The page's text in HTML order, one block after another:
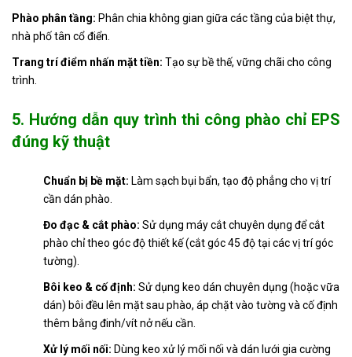
Phào phân tầng: Phân chia không gian giữa các tầng của biệt thự,
nhà phố tân cổ điển.
Trang trí điểm nhấn mặt tiền: Tạo sự bề thế, vững chãi cho công
trình.
5. Hướng dẫn quy trình thi công phào chỉ EPS
đúng kỹ thuật
Chuẩn bị bề mặt: Làm sạch bụi bẩn, tạo độ phẳng cho vị trí
cần dán phào.
Đo đạc & cắt phào: Sử dụng máy cắt chuyên dụng để cắt
phào chỉ theo góc độ thiết kế (cắt góc 45 độ tại các vị trí góc
tường).
Bôi keo & cố định: Sử dụng keo dán chuyên dụng (hoặc vữa
dán) bôi đều lên mặt sau phào, áp chặt vào tường và cố định
thêm bằng đinh/vít nở nếu cần.
Xử lý mối nối: Dùng keo xử lý mối nối và dán lưới gia cường